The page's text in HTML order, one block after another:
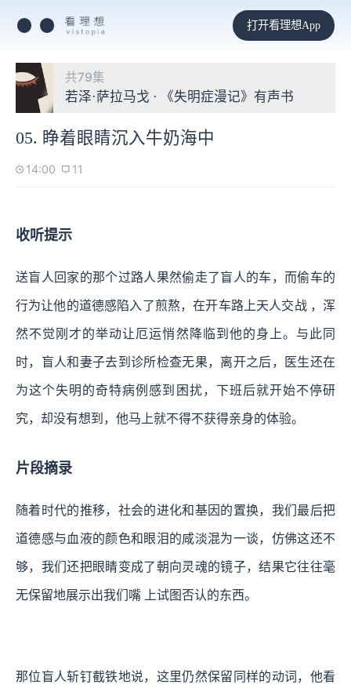
打开看理想App
共79集
若泽·萨拉马戈 · 《失明症漫记》有声书
05. 睁着眼睛沉入牛奶海中
14:00 11
收听提示
送盲人回家的那个过路人果然偷走了盲人的车，而偷车的
行为让他的道德感陷入了煎熬，在开车路上天人交战 ，浑
然不觉刚才的举动让厄运悄然降临到他的身上。与此同
时，盲人和妻子去到诊所检查无果，离开之后，医生还在
为这个失明的奇特病例感到困扰，下班后就开始不停研
究，却没有想到，他马上就不得不获得亲身的体验。
片段摘录
随着时代的推移，社会的进化和基因的置换，我们最后把
道德感与血液的颜色和眼泪的咸淡混为一谈，仿佛这还不
够，我们还把眼睛变成了朝向灵魂的镜子，结果它往往毫
无保留地展示出我们嘴 上试图否认的东西。
那位盲人斩钉截铁地说，这里仍然保留同样的动词， 他看